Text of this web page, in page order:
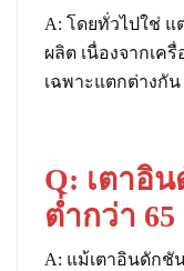
A: โดยทั่วไปใช่
ผลิต เนื่องจากเค
เฉพาะแตกต่างกัน
Q: เตาอิ
ต่ำกว่า
A: แม้เตาอินดักชั